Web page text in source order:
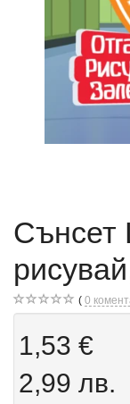
Сънсет
0
1,53 €
2,99 лв.